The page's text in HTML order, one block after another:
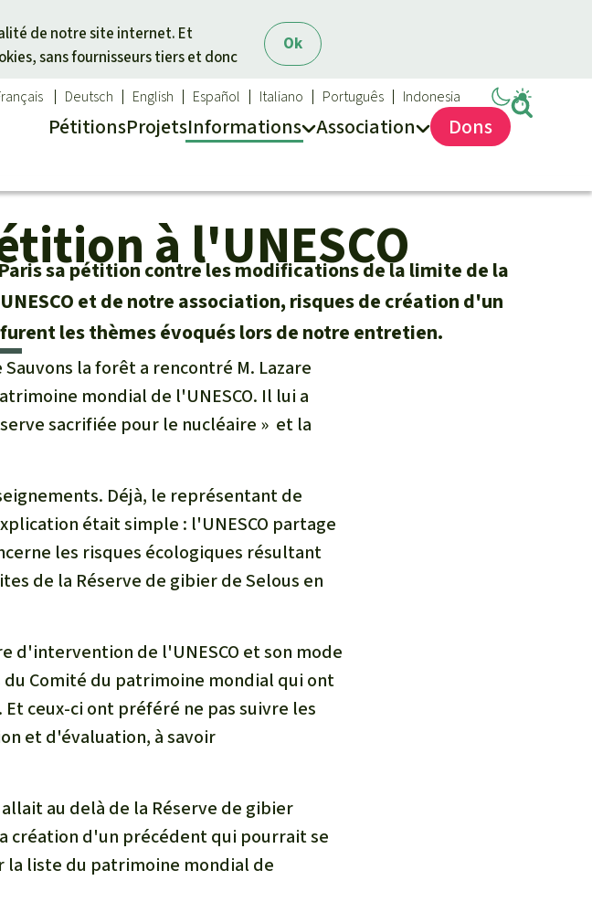
Ok
de notre site internet. Et
sans fournisseurs tiers et donc
PétitionsProjetsInformations Association
Qui sommes-nous ?
Nous contacter
Transparence
Questions fréquentes
Rapports annuels
Mentions légales
Communiqués
Dans la presse
Deutsch English Español Italiano Português Indonesia
Dons
une région
Est
latine
Lutte contre les
à l'UNESCO
sa pétition contre les modifications de la limite de la
et de notre association, risques de création d'un
les thèmes évoqués lors de notre entretien.
la forêt a rencontré M. Lazare
mondial de l'UNESCO. Il lui a
sacrifiée pour le nucléaire » et la
Déjà, le représentant de
était simple : l'UNESCO partage
les risques écologiques résultant
de la Réserve de gibier de Selous en
d'intervention de l'UNESCO et son mode
Comité du patrimoine mondial qui ont
ceux-ci ont préféré ne pas suivre les
et d'évaluation, à savoir
au delà de la Réserve de gibier
création d'un précédent qui pourrait se
la liste du patrimoine mondial de